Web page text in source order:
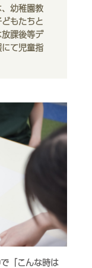
幼稚園教
もたちと
課後等デ
て児童指
「こんな時は